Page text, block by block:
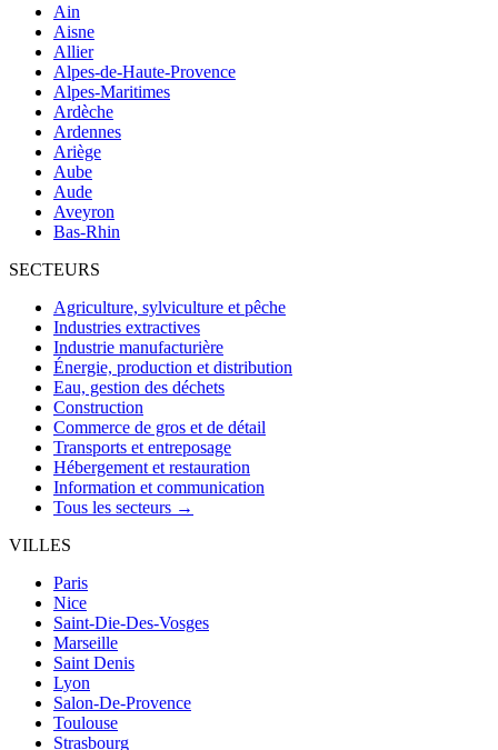
Ain
Aisne
Allier
Alpes-de-Haute-Provence
Alpes-Maritimes
Ardèche
Ardennes
Ariège
Aube
Aude
Aveyron
Bas-Rhin
SECTEURS
Agriculture, sylviculture et pêche
Industries extractives
Industrie manufacturière
Énergie, production et distribution
Eau, gestion des déchets
Construction
Commerce de gros et de détail
Transports et entreposage
Hébergement et restauration
Information et communication
Tous les secteurs →
VILLES
Paris
Nice
Saint-Die-Des-Vosges
Marseille
Saint Denis
Lyon
Salon-De-Provence
Toulouse
Strasbourg